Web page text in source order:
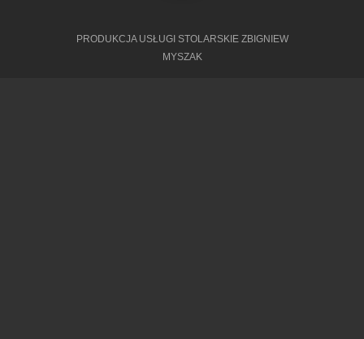
PRODUKCJA USŁUGI STOLARSKIE ZBIGNIEW
MYSZAK